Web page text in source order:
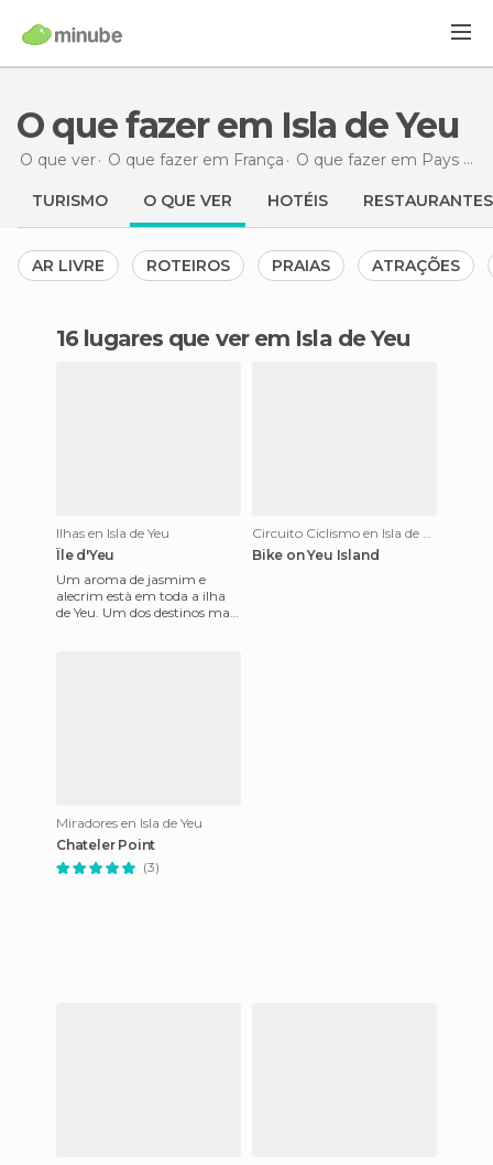
O que fazer em Isla de Yeu
O que ver O que fazer em França O que fazer em Pays de la Loire
TURISMO O QUE VER HOTÉIS RESTAURANTES
AR LIVRE ROTEIROS PRAIAS ATRAÇÕES
16 lugares que ver em Isla de Yeu
Ilhas en Isla de Yeu
Île d'Yeu
Um aroma de jasmim e
alecrim està em toda a ilha
de Yeu. Um dos destinos mais
Circuito Ciclismo en Isla de Yeu
Bike on Yeu Island
Miradores en Isla de Yeu
Chateler Point
(3)